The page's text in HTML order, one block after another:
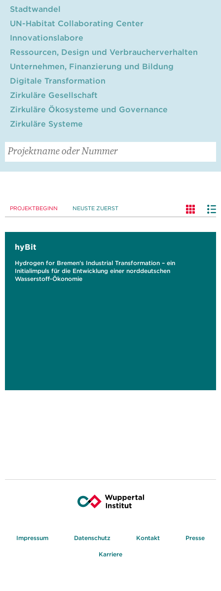
Stadtwandel
UN-Habitat Collaborating Center
Innovationslabore
Ressourcen, Design und Verbraucherverhalten
Unternehmen, Finanzierung und Bildung
Digitale Transformation
Zirkuläre Gesellschaft
Zirkuläre Ökosysteme und Governance
Zirkuläre Systeme
PROJEKTBEGINN NEUSTE ZUERST
hyBit
Hydrogen for Bremen's Industrial Transformation – ein
Initialimpuls für die Entwicklung einer norddeutschen
Wasserstoff-Ökonomie
Impressum Datenschutz Kontakt Presse
Karriere